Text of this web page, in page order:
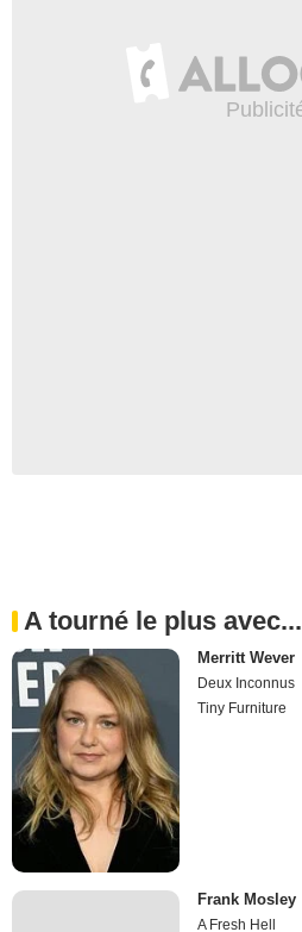
A tourné le plus avec...
Merritt Wever
Deux Inconnus
Tiny Furniture
Frank Mosley
A Fresh Hell